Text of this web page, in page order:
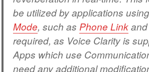
be utilized by applications using
Mode, such as Phone Linkand
required, as Voice Clarity is
Apps which use
need any additional